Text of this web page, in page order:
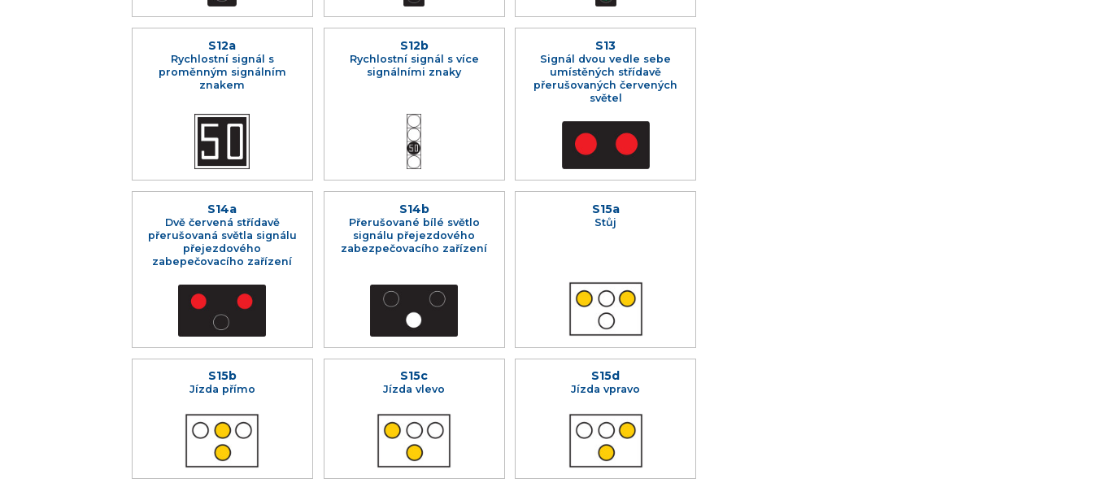
S12a
Rychlostní signál s
proměnným signálním
znakem
S12b
Rychlostní signál s více
signálními znaky
S13
Signál dvou vedle sebe
umístěných střídavě
přerušovaných červených
světel
S14a
Dvě červená střídavě
přerušovaná světla signálu
přejezdového
zabepečovacího zařízení
S14b
Přerušované bílé světlo
signálu přejezdového
zabezpečovacího zařízení
S15a
Stůj
S15b
Jízda přímo
S15c
Jízda vlevo
S15d
Jízda vpravo